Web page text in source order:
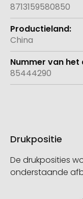
8713159580850
China
85444290
Drukpositie
De drukposities
onderstaande